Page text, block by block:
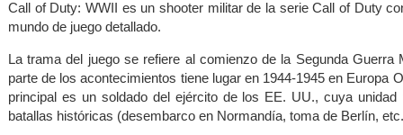
Call of Duty: WWII es un shooter militar de la serie Call of Duty
mundo de juego detallado.
La trama del juego se refiere al comienzo de la Segunda Guerra
parte de los acontecimientos tiene lugar en 1944-1945 en Europa
principal es un soldado del ejército de los EE. UU., cuya unidad
batallas históricas (desembarco en Normandía, toma de Berlín,